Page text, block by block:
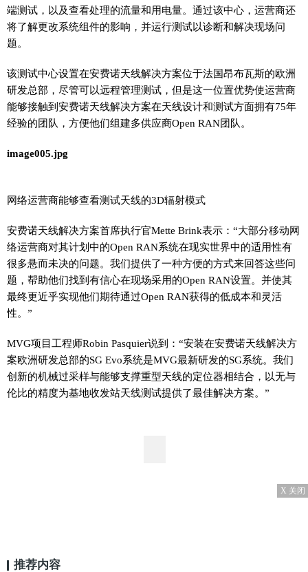
端测试，以及查看处理的流量和用电量。通过该中心，运营商还
将了解更改系统组件的影响，并运行测试以诊断和解决现场问
题。
该测试中心设置在安费诺天线解决方案位于法国昂布瓦斯的欧洲
研发总部，尽管可以远程管理测试，但是这一位置优势使运营商
能够接触到安费诺天线解决方案在天线设计和测试方面拥有75年
经验的团队，方便他们组建多供应商Open RAN团队。
image005.jpg
网络运营商能够查看测试天线的3D辐射模式
安费诺天线解决方案首席执行官Mette Brink表示：“大部分移动网
络运营商对其计划中的Open RAN系统在现实世界中的适用性有
很多悬而未决的问题。我们提供了一种方便的方式来回答这些问
题，帮助他们找到有信心在现场采用的Open RAN设置。并使其
最终更近乎实现他们期待通过Open RAN获得的低成本和灵活
性。”
MVG项目工程师Robin Pasquier说到：“安装在安费诺天线解决方
案欧洲研发总部的SG Evo系统是MVG最新研发的SG系统。我们
创新的机械过采样与能够支撑重型天线的定位器相结合，以无与
伦比的精度为基地收发站天线测试提供了最佳解决方案。”
X 关闭
推荐内容